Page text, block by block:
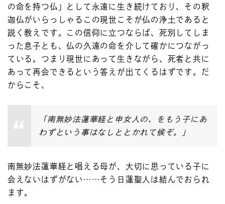
の命を持つ仏」として永遠に生き続けており、その釈
迦仏がいらっしゃるこの現世こそが仏の浄土であると
説く教えです。この信仰に立つならば、死別してしま
った息子とも、仏の久遠の命を介して確かにつながっ
ている。つまり現世にあって生きながら、死者と共に
あって再会できるという答えが出てくるはずです。だ
からこそ、
「南無妙法蓮華経と申女人の、をもう子にあ
わずという事はなしととかれて候ぞ。」
南無妙法蓮華経と唱える母が、大切に思っている子に
会えないはずがない……そう日蓮聖人は結んでおられ
ます。